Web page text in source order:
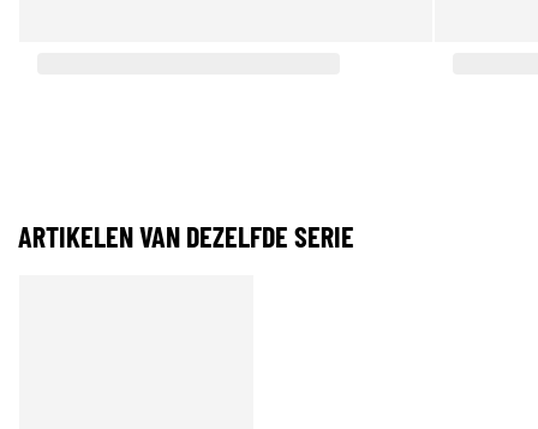
ARTIKELEN VAN DEZELFDE SERIE